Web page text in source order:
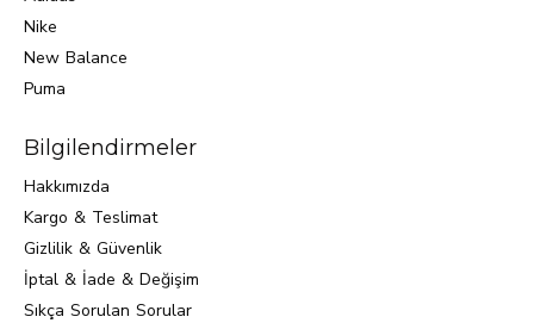
Nike
New Balance
Puma
Bilgilendirmeler
Hakkımızda
Kargo & Teslimat
Gizlilik & Güvenlik
İptal & İade & Değişim
Sıkça Sorulan Sorular